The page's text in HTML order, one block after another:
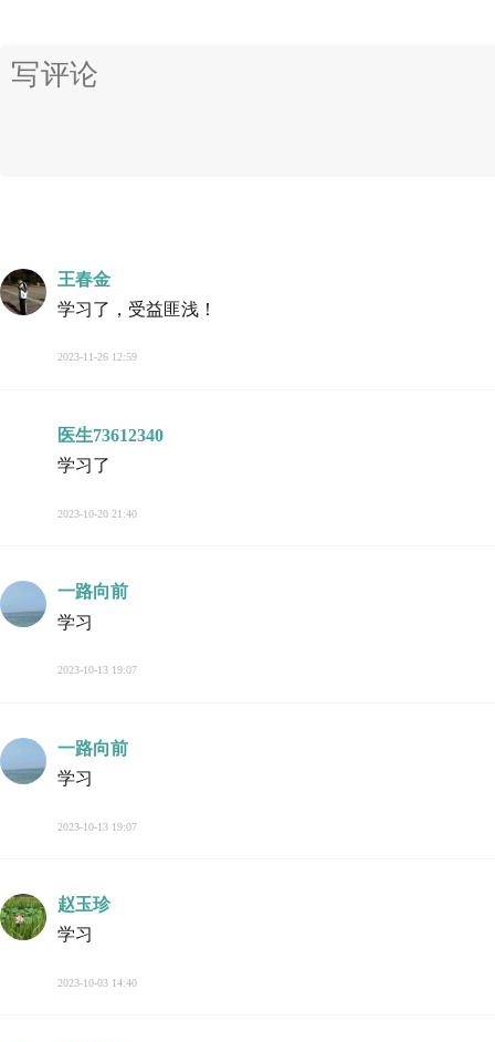
王春金
学习了，受益匪浅！
2023-11-26 12:59
医生73612340
学习了
2023-10-20 21:40
一路向前
学习
2023-10-13 19:07
一路向前
学习
2023-10-13 19:07
赵玉珍
学习
2023-10-03 14:40